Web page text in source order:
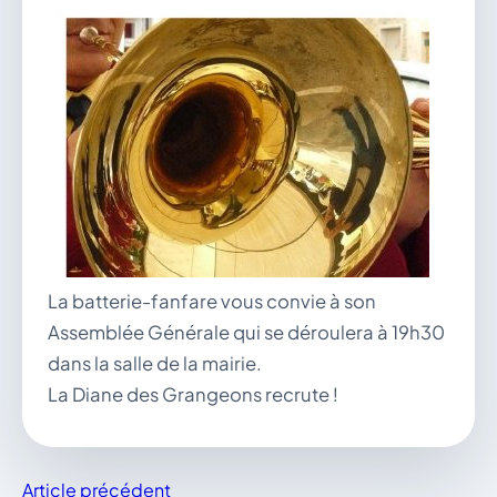
vous.
04 74 38 22 78
mairie@douvres.fr
140 Place de la Babillière, 01500 Douvres
Contacter la mairie
Le guichet des associations
publier une annonce
La batterie-fanfare vous convie à son
Assemblée Générale qui se déroulera à 19h30
dans la salle de la mairie.
La Diane des Grangeons recrute !
Article précédent